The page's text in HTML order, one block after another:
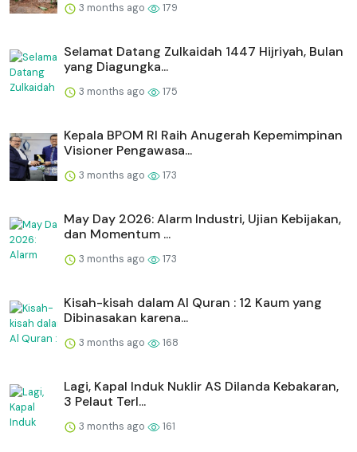
3 months ago 179
Selamat Datang Zulkaidah 1447 Hijriyah, Bulan
yang Diagungka...
3 months ago 175
Kepala BPOM RI Raih Anugerah Kepemimpinan
Visioner Pengawasa...
3 months ago 173
May Day 2026: Alarm Industri, Ujian Kebijakan,
dan Momentum ...
3 months ago 173
Kisah-kisah dalam Al Quran : 12 Kaum yang
Dibinasakan karena...
3 months ago 168
Lagi, Kapal Induk Nuklir AS Dilanda Kebakaran,
3 Pelaut Terl...
3 months ago 161